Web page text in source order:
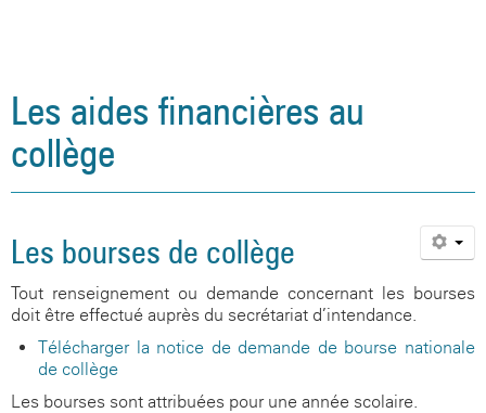
Les aides financières au
collège
Les bourses de collège
Tout renseignement ou demande concernant les bourses
doit être effectué auprès du secrétariat d’intendance.
Télécharger la notice de demande de bourse nationale
de collège
Les bourses sont attribuées pour une année scolaire.